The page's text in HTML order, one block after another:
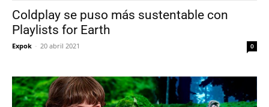
Coldplay se puso más sustentable con
Playlists for Earth
Expok - 20 abril 2021 0